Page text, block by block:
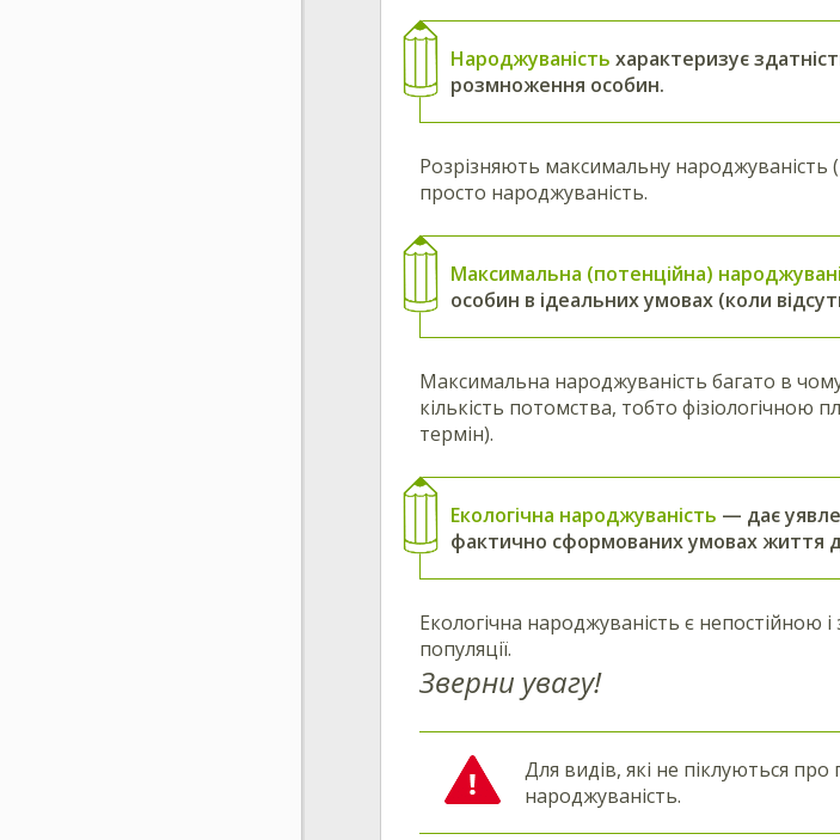
Народжуваність характеризує
розмноження особин.
Розрізняють максимальну народжуваність
просто народжуваність.
Максимальна (потенційна)
особин в ідеальних умовах (коли
Максимальна народжуваність багато в
кількість потомства, тобто
термін).
Екологічна народжуваність — дає
фактично сформованих умовах життя
Екологічна народжуваність є непостійною
популяції.
Зверни увагу!
Для видів, які не піклуються
народжуваність.